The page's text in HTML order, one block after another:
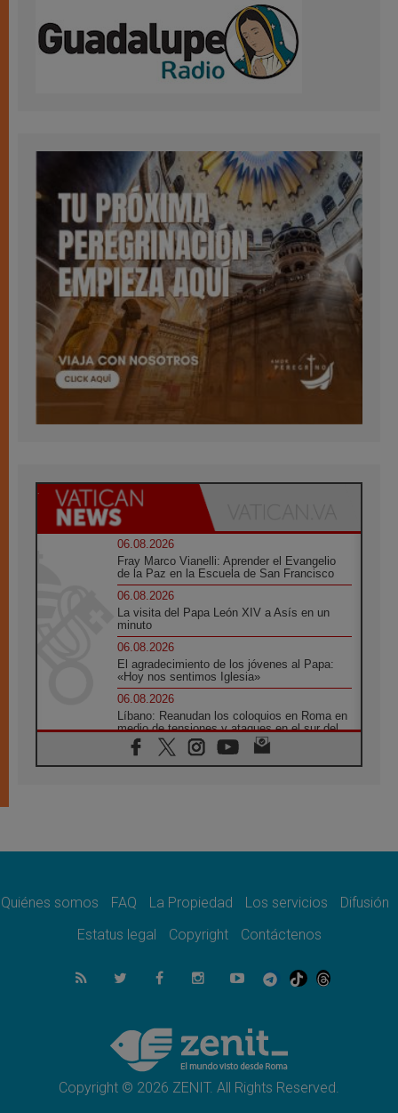
06.08.2026
Fray Marco Vianelli: Aprender el Evangelio
de la Paz en la Escuela de San Francisco
06.08.2026
La visita del Papa León XIV a Asís en un
minuto
06.08.2026
El agradecimiento de los jóvenes al Papa:
«Hoy nos sentimos Iglesia»
06.08.2026
Líbano: Reanudan los coloquios en Roma en
medio de tensiones y ataques en el sur del
país
06.08.2026
noticia para todo el Uruguay
León XIV: La revolución del Evangelio
06.08.2026
La Iglesia en Ceuta: caridad y esperanza
La visita del Papa a Perú será un tiempo de
gracia reconciliación y esperanza
Quiénes somos FAQ La Propiedad Los servicios
Difusión
Estatus legal
Copyright Contáctenos
Copyright © 2026 ZENIT. All Rights Reserved.